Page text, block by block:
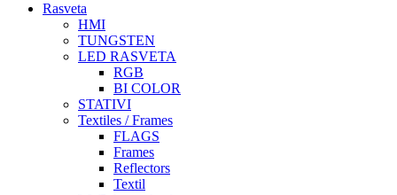
Rasveta
HMI
TUNGSTEN
LED RASVETA
RGB
BI COLOR
STATIVI
Textiles / Frames
FLAGS
Frames
Reflectors
Textil